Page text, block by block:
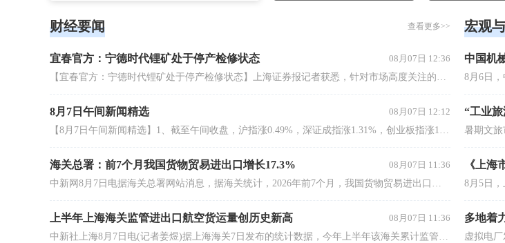
进行详细解读，结合案例分析，介绍
员全方位、深层次、有见地的掌握信
本课程适合于那些
上市的企业及那些
者、管理者。
财经要闻 查看更多>>
宜春官方：宁德时代锂矿处于停产检修状态
08月07日 12:36
【宜春官方：宁德时代锂矿处于停产检修状态】上海证券报记者获悉，针对市场高度关注的宁德时代宜春枧下窝锂矿复产传闻，宜春市宜丰县生态环境局今日正式回应称：现场检查时，该企业处于停产检修状态，现场未进行矿石装运及破碎等生产作业，已要求企业尽快办理环评审批手续。
8月7日午间新闻精选
08月07日 12:12
【8月7日午间新闻精选】1、截至午间收盘，沪指涨0.49%，深证成指涨1.31%，创业板指涨1.75%。恒生指数涨0.15%，恒生科技指数涨0.34%。2、海关总署今天公布统计数据显示，今年前7个月，我国货物贸易进出口总值30.13万亿元，同比增长了17.3%，延续良好的增长态势。其中，出口17.44万亿元，增长14%；进口12.69万亿元，增长22%。3、8月6日晚，在7月31日市场监管总局对光伏行业开展价格合规指导后仅一周，国内八大多晶硅企业在上海共同签署反内卷《倡议书》。
海关总署：前7个月我国货物贸易进出口增长17.3%
08月07日 11:36
中新网8月7日电据海关总署网站消息，据海关统计，2026年前7个月，我国货物贸易进出口总值30.13万亿元人民币，同比(下同)增长17.3%。其中，出口17.44万亿元，增长14%；进口12.69万亿元，增长22%。7月份，我国货物贸易进出口总值4.66万亿元，增长19.2%。其中，出口2.71万亿元，增长17.8%；进口1.95万亿元，增长21.2%。
上半年上海海关监管进出口航空货运量创历史新高
08月07日 11:36
中新社上海8月7日电(记者姜煜)据上海海关7日发布的统计数据，今年上半年该海关累计监管进出口航空货运量203.51万吨，创历史新高，同比增长15.76%。今年以来，上海海关一系列便利化改革举措全面落地、协同发力，全方位支撑口岸货运吞吐能力扩容增效。今年6月，上海浦东国际机场“智汇港”智能货站顺利投运，上海浦东国际机场海关全程嵌入智慧监管应用场景，实现监管全面数字化。
宏观
“工业
多地着